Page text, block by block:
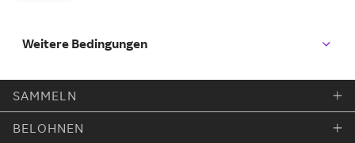
Weitere Bedingungen
SAMMELN
BELOHNEN